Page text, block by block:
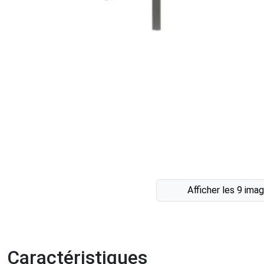
Afficher les 9
Caractéristiques